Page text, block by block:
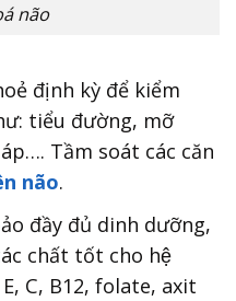
não
định kỳ để kiểm
tiểu đường, mỡ
Tầm soát các căn
não.
đầy đủ dinh dưỡng,
chất tốt cho hệ
C, B12, folate, axit